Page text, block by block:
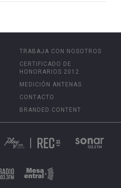
TRABAJA CON NOSOTROS
CERTIFICADO DE
HONORARIOS 2012
MEDICIÓN ANTENAS
CONTACTO
BRANDED CONTENT